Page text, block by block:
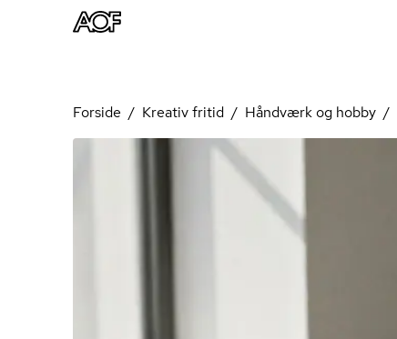
Forside Kreativ fritid Håndværk og hobby